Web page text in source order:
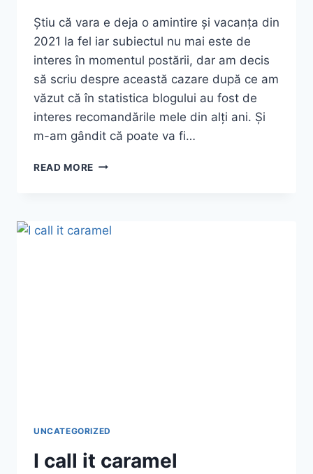
Știu că vara e deja o amintire și vacanța din
2021 la fel iar subiectul nu mai este de
interes în momentul postării, dar am decis
să scriu despre această cazare după ce am
văzut că în statistica blogului au fost de
interes recomandările mele din alți ani. Și
m-am gândit că poate va fi…
READ MORE CAZARE
VACANȚA
UNCATEGORIZED
I call it caramel